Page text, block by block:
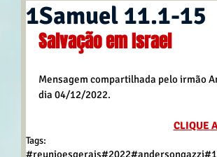
1Samuel 11.1-15
Salvação em Israel
Mensagem compartilhada pelo irmão
dia 04/12/2022.
CLIQUE
Tags:
#reunioesgerais#2022#andersongazzi